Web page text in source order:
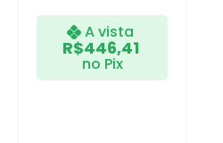
A vista
R$446,41
no Pix